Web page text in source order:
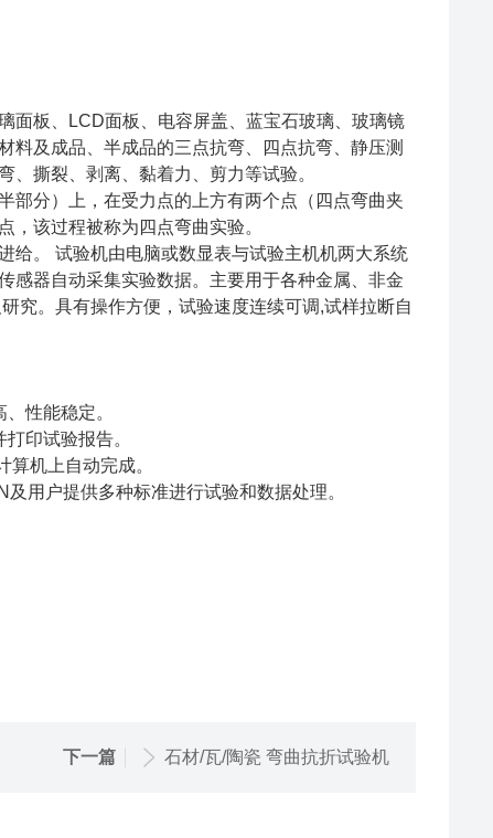
面板、LCD面板、电容屏盖、蓝宝石玻璃、玻璃镜
料及成品、半成品的三点抗弯、四点抗弯、静压测
、撕裂、剥离、黏着力、剪力等试验。
部分）上，在受力点的上方有两个点（四点弯曲夹
，该过程被称为四点弯曲实验。
给。 试验机由电脑或数显表与试验主机机两大系统
感器自动采集实验数据。主要用于各种金属、非金
究。具有操作方便，试验速度连续可调,试样拉断自
性能稳定。
印试验报告。
机上自动完成。
用户提供多种标准进行试验和数据处理。
下一篇 石材/瓦/陶瓷 弯曲抗折试验机